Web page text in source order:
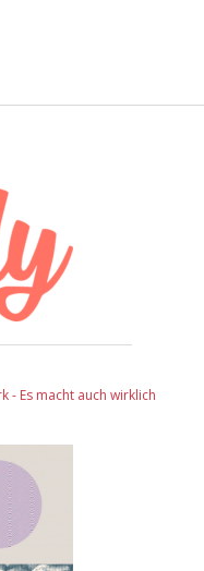
- Es macht auch wirklich